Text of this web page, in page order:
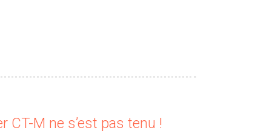
M ne s’est pas tenu !